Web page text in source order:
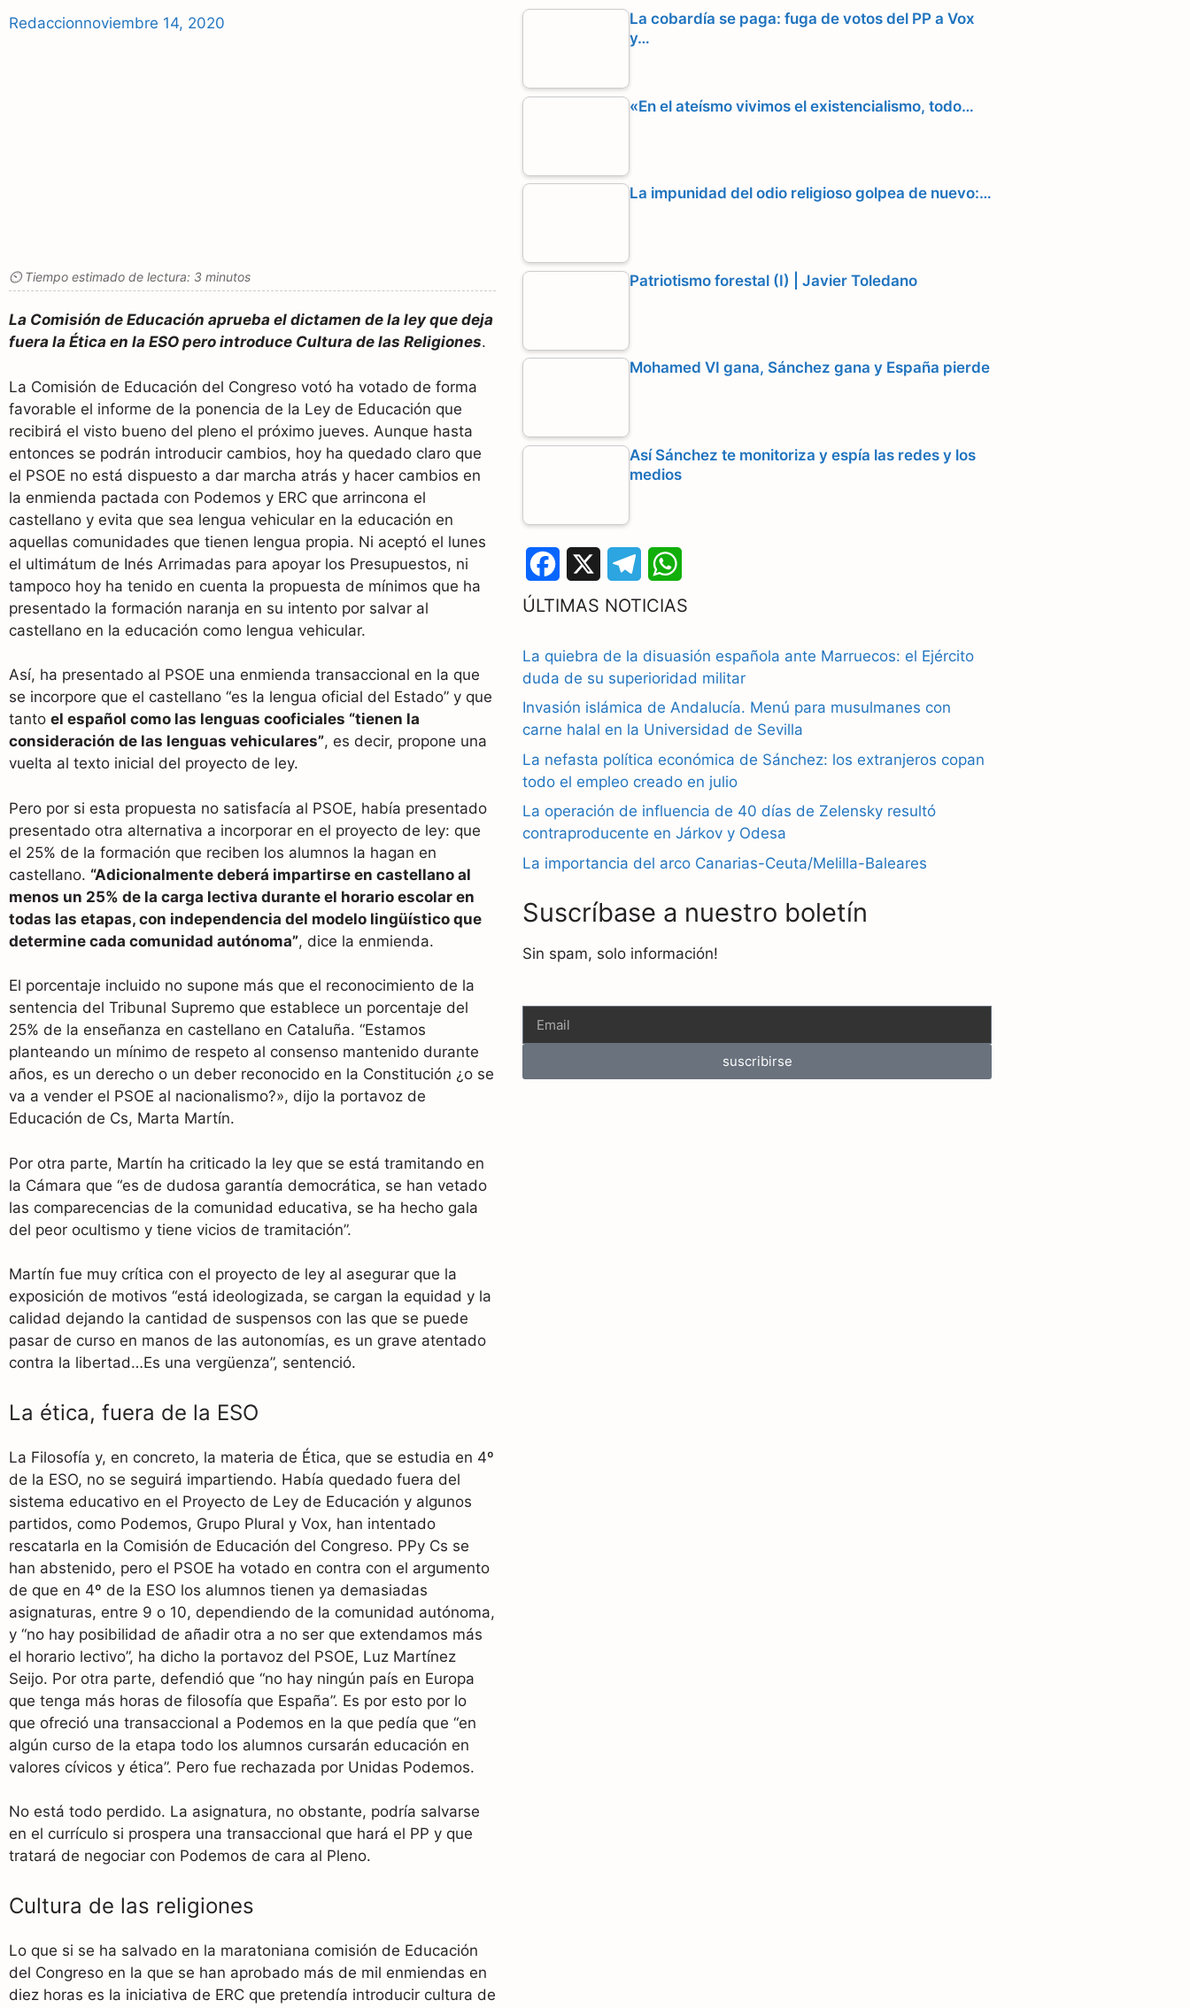
Redaccionnoviembre 14, 2020
⏲ Tiempo estimado de lectura: 3 minutos
La Comisión de Educación aprueba el dictamen de la ley que deja
fuera la Ética en la ESO pero introduce Cultura de las Religiones.
La Comisión de Educación del Congreso votó ha votado de forma
favorable el informe de la ponencia de la Ley de Educación que
recibirá el visto bueno del pleno el próximo jueves. Aunque hasta
entonces se podrán introducir cambios, hoy ha quedado claro que
el PSOE no está dispuesto a dar marcha atrás y hacer cambios en
la enmienda pactada con Podemos y ERC que arrincona el
castellano y evita que sea lengua vehicular en la educación en
aquellas comunidades que tienen lengua propia. Ni aceptó el lunes
el ultimátum de Inés Arrimadas para apoyar los Presupuestos, ni
tampoco hoy ha tenido en cuenta la propuesta de mínimos que ha
presentado la formación naranja en su intento por salvar al
castellano en la educación como lengua vehicular.
Así, ha presentado al PSOE una enmienda transaccional en la que
se incorpore que el castellano “es la lengua oficial del Estado” y que
tanto el español como las lenguas cooficiales “tienen la
consideración de las lenguas vehiculares”, es decir, propone una
vuelta al texto inicial del proyecto de ley.
Pero por si esta propuesta no satisfacía al PSOE, había presentado
presentado otra alternativa a incorporar en el proyecto de ley: que
el 25% de la formación que reciben los alumnos la hagan en
castellano. “Adicionalmente deberá impartirse en castellano al
menos un 25% de la carga lectiva durante el horario escolar en
todas las etapas, con independencia del modelo lingüístico que
determine cada comunidad autónoma”, dice la enmienda.
El porcentaje incluido no supone más que el reconocimiento de la
sentencia del Tribunal Supremo que establece un porcentaje del
25% de la enseñanza en castellano en Cataluña. “Estamos
planteando un mínimo de respeto al consenso mantenido durante
años, es un derecho o un deber reconocido en la Constitución ¿o se
va a vender el PSOE al nacionalismo?», dijo la portavoz de
Educación de Cs, Marta Martín.
Por otra parte, Martín ha criticado la ley que se está tramitando en
la Cámara que “es de dudosa garantía democrática, se han vetado
las comparecencias de la comunidad educativa, se ha hecho gala
del peor ocultismo y tiene vicios de tramitación”.
Martín fue muy crítica con el proyecto de ley al asegurar que la
exposición de motivos “está ideologizada, se cargan la equidad y la
calidad dejando la cantidad de suspensos con las que se puede
pasar de curso en manos de las autonomías, es un grave atentado
contra la libertad…Es una vergüenza”, sentenció.
La ética, fuera de la ESO
La Filosofía y, en concreto, la materia de Ética, que se estudia en 4º
de la ESO, no se seguirá impartiendo. Había quedado fuera del
sistema educativo en el Proyecto de Ley de Educación y algunos
partidos, como Podemos, Grupo Plural y Vox, han intentado
rescatarla en la Comisión de Educación del Congreso. PPy Cs se
han abstenido, pero el PSOE ha votado en contra con el argumento
de que en 4º de la ESO los alumnos tienen ya demasiadas
asignaturas, entre 9 o 10, dependiendo de la comunidad autónoma,
y “no hay posibilidad de añadir otra a no ser que extendamos más
el horario lectivo”, ha dicho la portavoz del PSOE, Luz Martínez
Seijo. Por otra parte, defendió que “no hay ningún país en Europa
que tenga más horas de filosofía que España”. Es por esto por lo
que ofreció una transaccional a Podemos en la que pedía que “en
algún curso de la etapa todo los alumnos cursarán educación en
valores cívicos y ética”. Pero fue rechazada por Unidas Podemos.
No está todo perdido. La asignatura, no obstante, podría salvarse
en el currículo si prospera una transaccional que hará el PP y que
tratará de negociar con Podemos de cara al Pleno.
Cultura de las religiones
Lo que si se ha salvado en la maratoniana comisión de Educación
del Congreso en la que se han aprobado más de mil enmiendas en
diez horas es la iniciativa de ERC que pretendía introducir cultura de
La cobardía se paga: fuga de votos del PP a Vox
y…
«En el ateísmo vivimos el existencialismo, todo…
La impunidad del odio religioso golpea de nuevo:…
Patriotismo forestal (I) | Javier Toledano
Mohamed VI gana, Sánchez gana y España pierde
Así Sánchez te monitoriza y espía las redes y los
medios
a
e
b
o
o
e
e
r
a
h
t
A
p
ÚLTIMAS NOTICIAS
La quiebra de la disuasión española ante Marruecos: el Ejército
duda de su superioridad militar
Invasión islámica de Andalucía. Menú para musulmanes con
carne halal en la Universidad de Sevilla
La nefasta política económica de Sánchez: los extranjeros copan
todo el empleo creado en julio
La operación de influencia de 40 días de Zelensky resultó
contraproducente en Járkov y Odesa
La importancia del arco Canarias-Ceuta/Melilla-Baleares
Suscríbase a nuestro boletín
Sin spam, solo información!
suscribirse